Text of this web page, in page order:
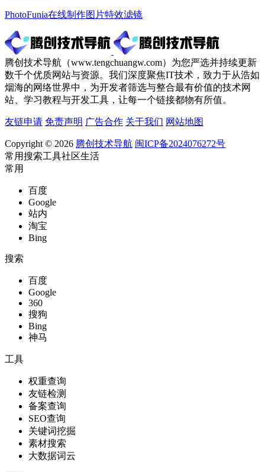
PhotoFunia在线制作图片特效滤镜
腾创技术导航（www.tengchuangw.com）为您严选并持续更新
数千个优质网站与资源。我们深度聚焦IT技术，致力于从浩如
烟海的网络世界中，为开发者筛选与整合最有价值的技术网
站、学习教程与开发工具，让每一个链接都物有所值。
友链申请 免责声明 广告合作 关于我们 网站地图
Copyright © 2026 腾创技术导航 闽ICP备2024076272号
常用搜索工具社区生活
常用
百度
Google
站内
淘宝
Bing
搜索
百度
Google
360
搜狗
Bing
神马
工具
权重查询
友链检测
备案查询
SEO查询
关键词挖掘
素材搜索
大数据词云